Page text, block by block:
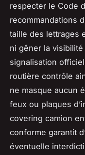
respecter le Code
recommandations
taille des lettrages
ni gêner la
signalisation
routière contrôle
ne masque aucun
feux ou plaques
covering camion
conforme garantit
éventuelle